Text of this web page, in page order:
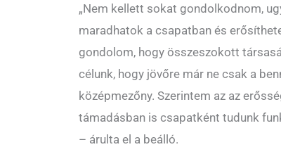
„Nem kellett sokat gondolkodnom,
maradhatok a csapatban és
gondolom, hogy összeszokott
célunk, hogy jövőre már ne csak a
középmezőny. Szerintem az az
támadásban is csapatként tudunk
– árulta el a beálló.